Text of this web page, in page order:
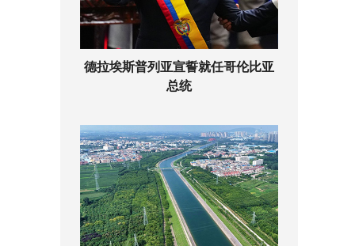
德拉埃斯普列亚宣誓就任哥伦比亚
总统